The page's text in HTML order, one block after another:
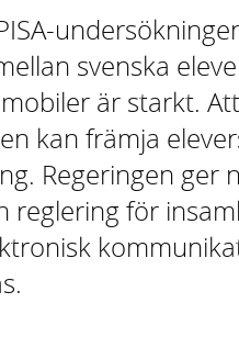
svenska
är starkt.
kan främja
Regeringen ger
reglering för